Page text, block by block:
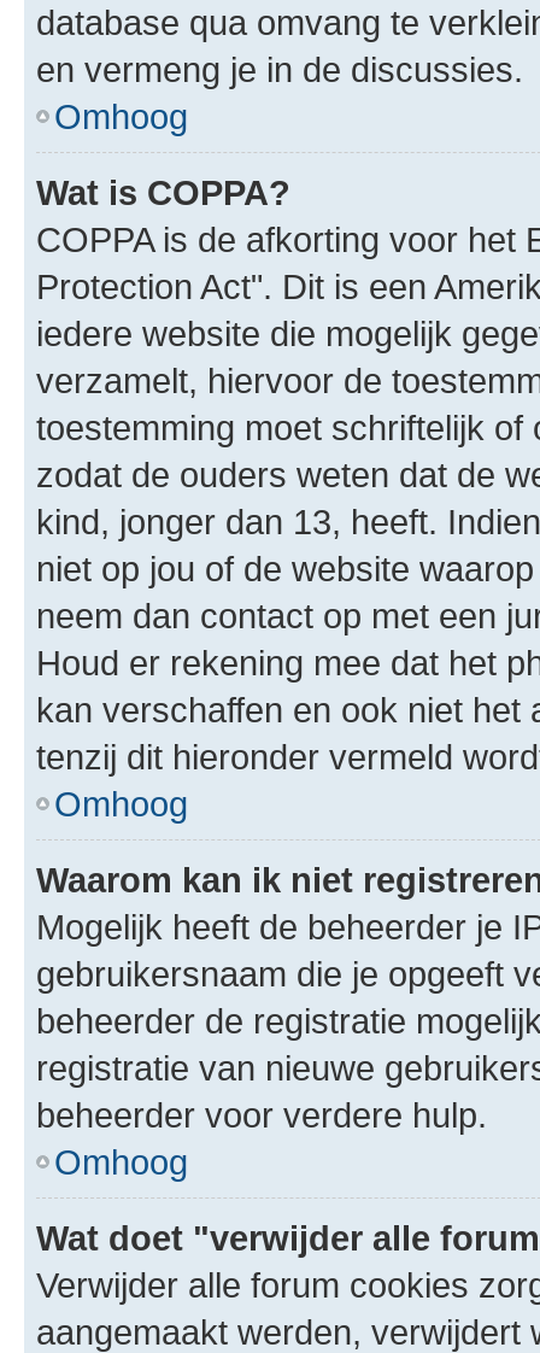
database qua omvang te
en vermeng je in de discussies.
Omhoog
Wat is COPPA?
COPPA is de afkorting voor het
Protection Act". Dit is een
iedere website die mogelijk
verzamelt, hiervoor de
toestemming moet schriftelijk
zodat de ouders weten dat de
kind, jonger dan 13, heeft.
niet op jou of de website
neem dan contact op met een
Houd er rekening mee dat het
kan verschaffen en ook niet
tenzij dit hieronder vermeld
Omhoog
Waarom kan ik niet
Mogelijk heeft de beheerder je
gebruikersnaam die je opgeeft
beheerder de registratie
registratie van nieuwe
beheerder voor verdere hulp.
Omhoog
Wat doet "verwijder alle
Verwijder alle forum cookies
aangemaakt werden,